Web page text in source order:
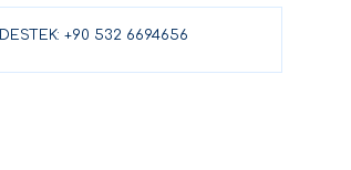
DESTEK: +90 532 6694656